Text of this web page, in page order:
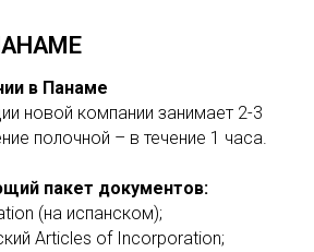
в Панаме
новой компании занимает 2-3
полочной – в течение 1 часа.
пакет документов:
(на испанском);
Articles of Incorporation;